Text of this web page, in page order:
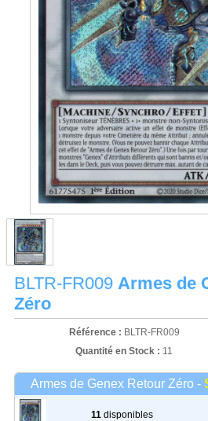
BLTR-FR009 Armes de
Zéro
Référence : BLTR-FR009
Quantité en Stock : 11
Armes de Genex Retour Zéro -
11 disponibles